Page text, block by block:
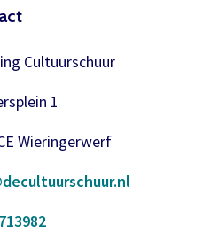
Cultuurschuur
1
Wieringerwerf